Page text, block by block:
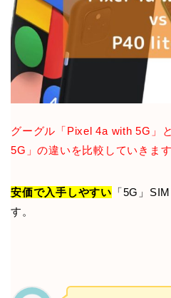
グーグル「Pixel 4a with 5G」
5G」の違いを比較していきます
安価で入手しやすい 「5G」
す。